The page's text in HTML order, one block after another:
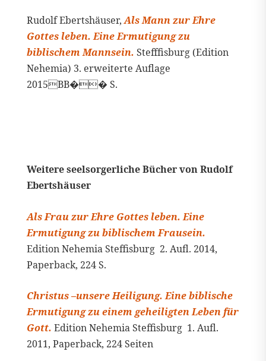
Rudolf Ebertshäuser,Als Mann zur Ehre
Gottes leben. Eine Ermutigung zu
biblischem Mannsein. Stefffisburg (Edition
Nehemia) 3. erweiterte Auflage
2015BB�� S.
Weitere seelsorgerliche Bücher von Rudolf
Ebertshäuser
Als Frau zur Ehre Gottes leben. Eine
Ermutigung zu biblischem Frausein.
Edition Nehemia Steffisburg 2. Aufl. 2014,
Paperback, 224 S.
Christus –unsere Heiligung. Eine biblische
Ermutigung zu einem geheiligten Leben für
Gott. Edition Nehemia Steffisburg 1. Aufl.
2011, Paperback, 224 Seiten